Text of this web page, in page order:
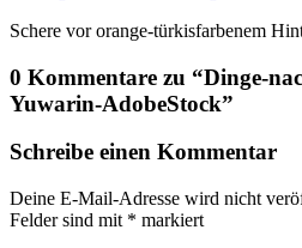
Schere vor orange-türkisfarbenem
0 Kommentare zu “Dinge-
Yuwarin-AdobeStock”
Schreibe einen Kommentar
Deine E-Mail-Adresse wird nicht
Felder sind mit * markiert